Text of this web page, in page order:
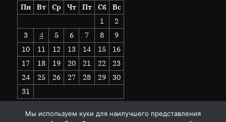
Пн
Вт Ср Чт Пт Сб
Вс
1
2
3
4 5 6 7 8
9
10
11 12 13 14 15
16
17
18 19 20 21 22
23
24
25 26 27 28 29
30
31
Мы используем куки для наилучшего представления